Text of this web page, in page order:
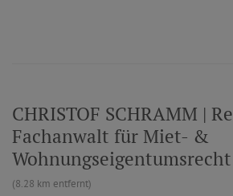
CHRISTOF SCHRAMM |
Fachanwalt für Miet- &
(8.28 km entfernt)